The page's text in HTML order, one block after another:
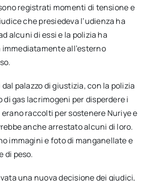
registrati momenti di tensione e
che presiedeva l’udienza ha
alcuni di essi e la polizia ha
immediatamente all’esterno
palazzo di giustizia, con la polizia
di gas lacrimogeni per disperdere i
raccolti per sostenere Nuriye e
anche arrestato alcuni di loro.
immagini e foto di manganellate e
di peso.
una nuova decisione dei giudici,